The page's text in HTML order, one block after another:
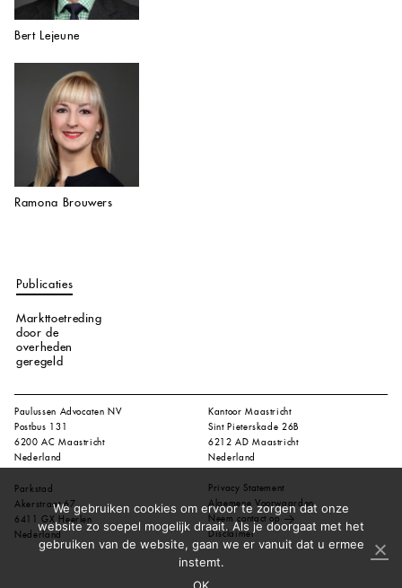
Bert Lejeune
Ramona Brouwers
Publicaties
Markttoetreding
door de
overheden
geregeld
Paulussen Advocaten NV
Postbus 131
6200 AC Maastricht
Nederland
Kantoor Maastricht
Sint Pieterskade 26B
6212 AD Maastricht
Nederland
Parkstad
Akerstraat 67
6411 GX Heerlen
Nederland
Privacy Statement
Algemene Voorwaarden
Neem contact op
Disclaimer
We gebruiken cookies om ervoor te zorgen dat onze
website zo soepel mogelijk draait. Als je doorgaat met het
gebruiken van de website, gaan we er vanuit dat u ermee
instemt.